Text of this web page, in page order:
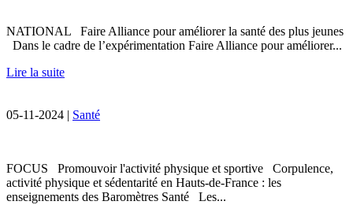
NATIONAL Faire Alliance pour améliorer la santé des plus jeunes
Dans le cadre de l’expérimentation Faire Alliance pour améliorer...
Lire la suite
05-11-2024 | Santé
FOCUS Promouvoir l'activité physique et sportive Corpulence,
activité physique et sédentarité en Hauts-de-France : les
enseignements des Baromètres Santé Les...